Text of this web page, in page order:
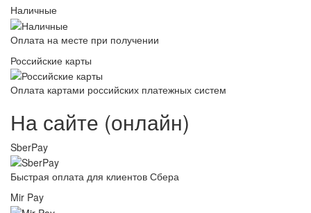
Наличные
Оплата на месте при получении
Российские карты
Оплата картами российских платежных систем
На сайте (онлайн)
SberPay
Быстрая оплата для клиентов Сбера
Mir Pay